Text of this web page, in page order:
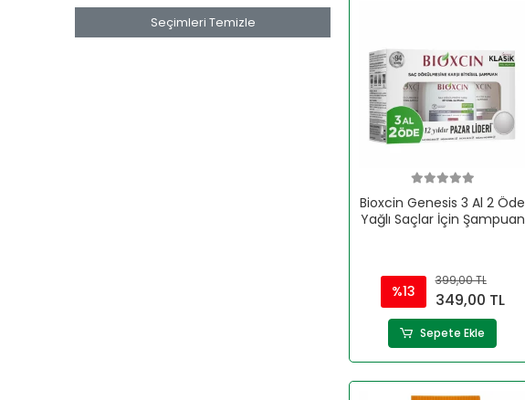
PHYTO
Probest
Seçimleri Temizle
Bioxcin Genesis 3 Al 2 Öde
Yağlı Saçlar İçin Şampuan
%13
399,00 TL
349,00 TL
Sepete Ekle